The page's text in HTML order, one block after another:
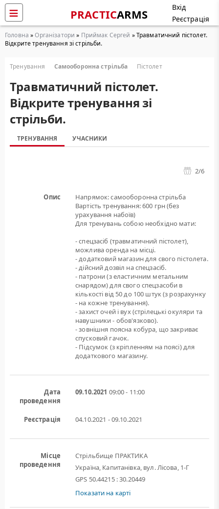
PRACTICARMS
Вхід
Реєстрація
Головна »Організатори » Приймак Сергей » Травматичний пістолет.
Вiдкрите тренування зі стрiльби.
Тренування Самооборонна стрільба Пістолет
Травматичний пістолет.
Вiдкрите тренування зі
стрiльби.
ТРЕНУВАННЯ УЧАСНИКИ
2/6
Опис
Напрямок: самооборонна стрільба
Вартість тренування: 600 грн (без
урахування набоїв)
Для тренувань собою необхідно мати:
- спецзасіб (травматичний пістолет),
можлива оренда на мiсцi.
- додатковий магазин для свого пістолета.
- дійсний дозвіл на спецзасіб.
- патрони (з еластичним метальним
снарядом) для свого спецзасоби в
кількості від 50 до 100 штук (з розрахунку
- на кожне тренування).
- захист очей і вух (стрілецькі окуляри та
навушники - обов'язково).
- зовнішня поясна кобура, що закриває
спусковий гачок.
- Підсумок (з кріпленням на поясі) для
додаткового магазину.
Дата
проведення
09.10.2021 09:00 - 11:00
Реєстрація 04.10.2021 - 09.10.2021
Місце
проведення
Стрільбище ПРАКТИКА
Україна, Капитанівка, вул. Лісова, 1-Г
GPS 50.44215 : 30.20449
Показати на карті